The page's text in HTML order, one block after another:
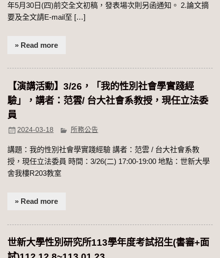
年5月30日(四)前交全文初稿，發表場次則另函通知。 2.論文摘
要及全文請E-mail至 […]
» Read more
【演講活動】3/26，「我的性別社會學實踐經
驗」，講者：范雲/ 台大社會系教授，現任立法委
員
2024-03-18 所務公告
講題：我的性別社會學實踐經驗 講者：范雲 / 台大社會系教
授，現任立法委員 時間：3/26(二) 17:00-19:00 地點：世新大學
舍我樓R203教室
» Read more
世新大學性別研究所113學年度考試招生(書審+面